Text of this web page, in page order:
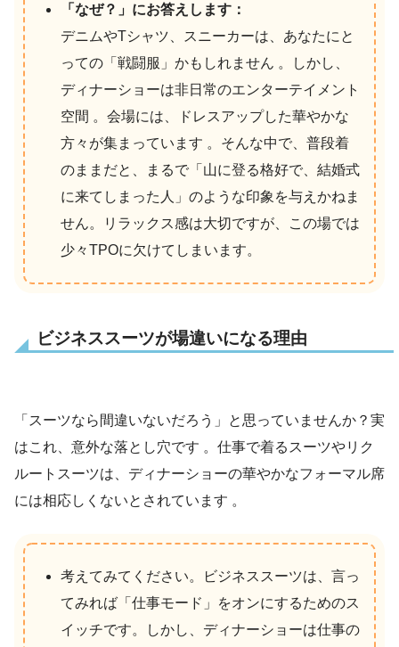
「なぜ？」にお答えします：
デニムやTシャツ、スニーカーは、あなたにと
っての「戦闘服」かもしれません 。しかし、
ディナーショーは非日常のエンターテイメント
空間 。会場には、ドレスアップした華やかな
方々が集まっています 。そんな中で、普段着
のままだと、まるで「山に登る格好で、結婚式
に来てしまった人」のような印象を与えかねま
せん。リラックス感は大切ですが、この場では
少々TPOに欠けてしまいます。
ビジネススーツが場違いになる理由
「スーツなら間違いないだろう」と思っていませんか？実
はこれ、意外な落とし穴です 。仕事で着るスーツやリク
ルートスーツは、ディナーショーの華やかなフォーマル席
には相応しくないとされています 。
考えてみてください。ビジネススーツは、言っ
てみれば「仕事モード」をオンにするためのス
イッチです。しかし、ディナーショーは仕事の